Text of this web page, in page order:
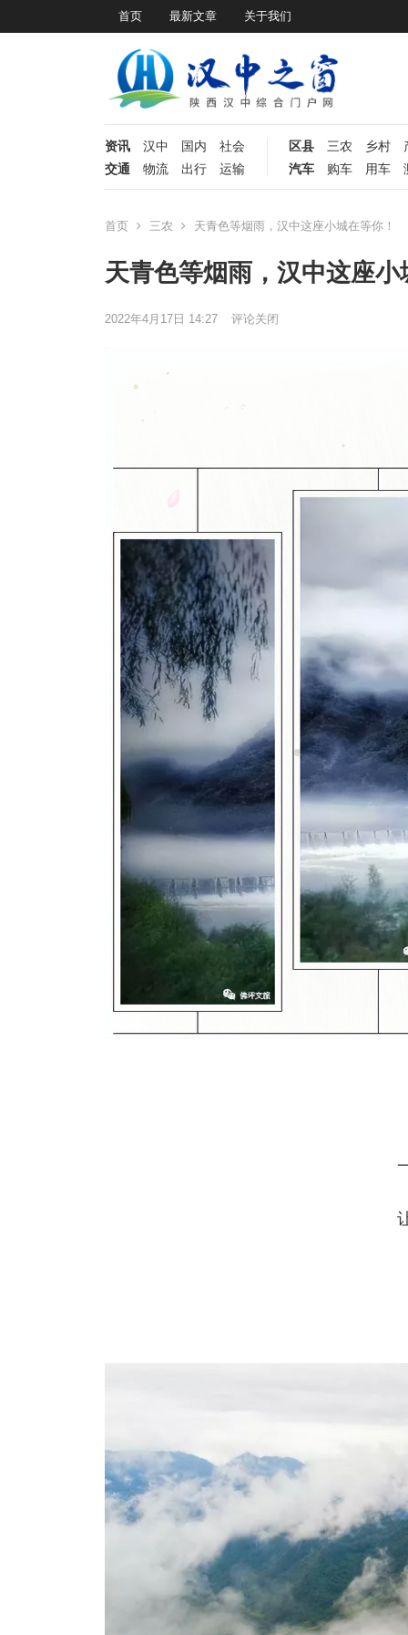
首页 最新文章 关于我们
资讯 汉中 国内
社会
交通
物流 出行 运输
区县 三农 乡村
汽车
购车 用车
首页 三农 天青色等烟雨，汉中这座小城在等你！
天青色等烟雨，汉中这座小
2022年4月17日 14:27 评论关闭